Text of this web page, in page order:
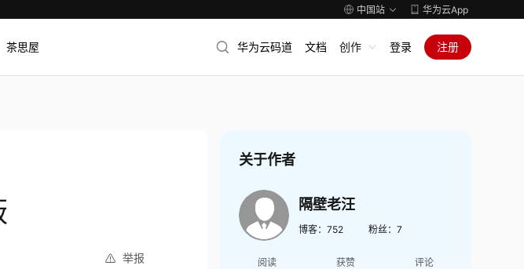
中国站 华为云App
茶思屋 华为云码道 文档 创作 登录 注册
举报
关于作者
隔壁老汪
博客： 752 粉丝： 7
阅读 获赞 评论